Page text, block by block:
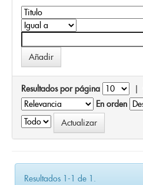
Resultados por página |
En orden
Resultados 1-1 de 1.